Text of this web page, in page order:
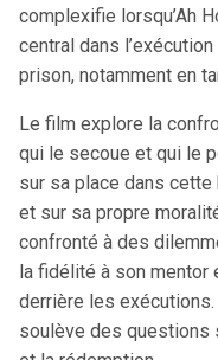
complexifie lorsqu’Ah
central dans
prison, notamment en
Le film explore la
qui le secoue et qui le
sur sa place dans cette
et sur sa propre
confronté à des
la fidélité à son mentor
derrière les
soulève des questions